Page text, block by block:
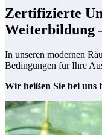
Zertifizierte
Weiterbildung
In unseren modernen
Bedingungen für Ihre
Wir heißen Sie bei uns